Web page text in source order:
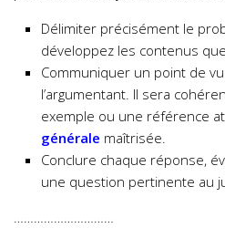
Délimiter précisément le
développez les contenus
Communiquer un point de
l’argumentant. Il sera
exemple ou une référence
générale maîtrisée.
Conclure chaque réponse,
une question pertinente au
…………………………